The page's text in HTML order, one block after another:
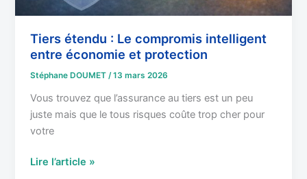
Tiers étendu : Le compromis intelligent
entre économie et protection
Stéphane DOUMET /13 mars 2026
Vous trouvez que l’assurance au tiers est un peu
juste mais que le tous risques coûte trop cher pour
votre
Lire l’article »